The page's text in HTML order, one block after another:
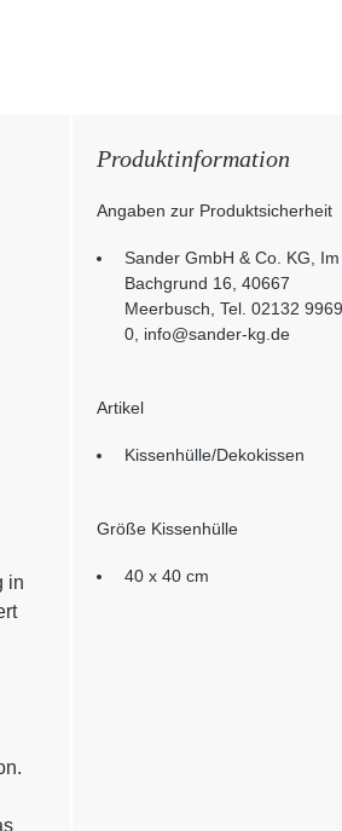
in
Produktinformation
Angaben zur Produktsicherheit
Sander GmbH & Co. KG, Im
Bachgrund 16, 40667
Meerbusch, Tel. 02132
0, info@sander-kg.de
Artikel
Kissenhülle/Dekokissen
Größe Kissenhülle
40 x 40 cm